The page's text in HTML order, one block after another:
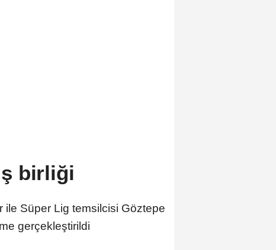
birliği
Süper Lig temsilcisi Göztepe
gerçekleştirildi